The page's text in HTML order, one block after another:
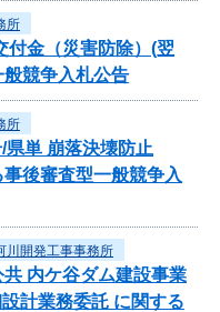
所
付金（災害防除）(翌
競争入札公告
所
県単 崩落決壊防止
事後審査型一般競争入
川開発工事事務所
共 内ケ谷ダム建設事業
計業務委託 に関する